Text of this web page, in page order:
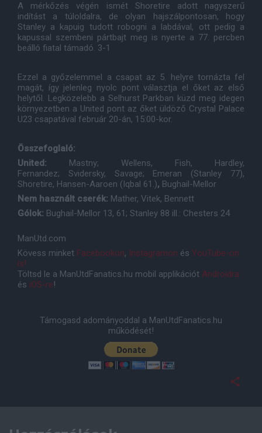
A mérkőzés végén ismét Shoretire adott nagyszerű
indítást a túloldalra, de olyan hajszálpontosan, hogy
Stanley a kapuig tudott robogni a labdával, ott pedig a
kapussal szembeni pártbajt meg is nyerte a 77. percben
beálló fiatal támadó. 3-1
Ezzel a győzelemmel a csapat az 5. helyre tornázta fel
magát, így jelenleg nyolc pont választja el őket az első
helytől. Legközelebb a Selhurst Parkban küzd meg idegen
környezetben a United pont az őket üldöző Crystal Palace
U23 csapatával február 20-án, 15:00-kor.
Összefoglaló:
United: Mastny; Wellens, Fish, Hardley,
Fernandez; Svidersky, Savage; Emeran (Stanley 77),
Shoretire, Hansen-Aaroen (Iqbal 61.), Bughail-Mellor
Nem használt cserék: Mather, Vitek, Bennett
Gólok: Bughail-Mellor 13, 61; Stanley 88 ill.: Chesters 24
ManUtd.com
Kövess minket Facebookon, Instagramon és YouTube-on
is!
Töltsd le a ManUtdFanatics.hu mobil applikációt Androidra
és iOS-re!
Támogasd adományoddal a ManUtdFanatics.hu
működését!